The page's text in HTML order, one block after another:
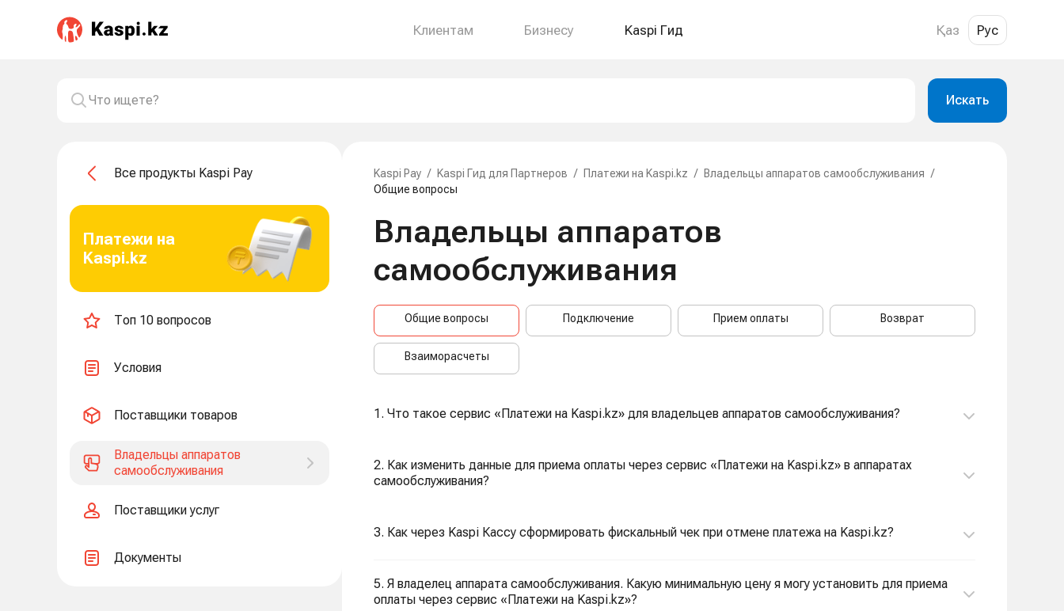
Клиентам Бизнесу Kaspi Гид Қаз Рус
Искать
Все продукты Kaspi Pay
Платежи на
Kaspi.kz
Топ 10 вопросов
Условия
Поставщики товаров
Владельцы аппаратов
самообслуживания
Поставщики услуг
Документы
Kaspi Pay / Kaspi Гид для Партнеров / Платежи на Kaspi.kz / Владельцы аппаратов самообслуживания /
Общие вопросы
Владельцы аппаратов
самообслуживания
Общие вопросы Подключение Прием оплаты Возврат
Взаиморасчеты
1. Что такое сервис «Платежи на Kaspi.kz» для владельцев аппаратов самообслуживания?
2. Как изменить данные для приема оплаты через сервис «Платежи на Kaspi.kz» в аппаратах
самообслуживания?
3. Как через Kaspi Кассу сформировать фискальный чек при отмене платежа на Kaspi.kz?
5. Я владелец аппарата самообслуживания. Какую минимальную цену я могу установить для приема
оплаты через сервис «Платежи на Kaspi.kz»?